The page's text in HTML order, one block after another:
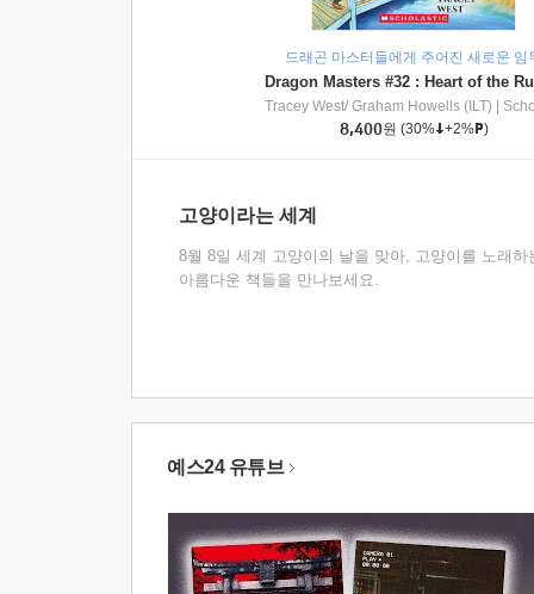
드래곤 마스터들에게 주어진 새로운 임
Tracey West/ Graham Howells (ILT)
8,400원 (30% +2% )
고양이라는 세계
8월 8일 세계 고양이의 날을 맞아, 고양이를 노래하
아름다운 책들을 만나보세요.
예스24 유튜브